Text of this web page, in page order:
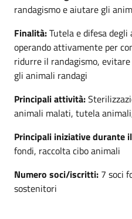
randagismo e aiutare gli
Finalità:Tutela e difesa
operando attivamente per
ridurre il randagismo,
gli animali randagi
Principali attività:
animali malati, tutela
Principali iniziative durante
fondi, raccolta cibo animali
Numero soci/iscritti: 7 soci
sostenitori